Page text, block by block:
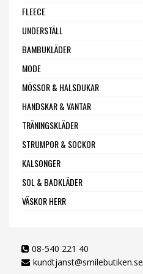
FLEECE
UNDERSTÄLL
BAMBUKLÄDER
MODE
MÖSSOR & HALSDUKAR
HANDSKAR & VANTAR
TRÄNINGSKLÄDER
STRUMPOR & SOCKOR
KALSONGER
SOL & BADKLÄDER
VÄSKOR HERR
08-540 221 40
kundtjanst@smilebutiken.se